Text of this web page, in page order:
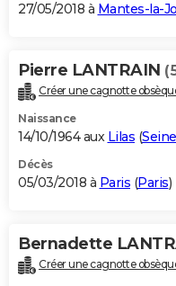
27/05/2018 à Mantes-la-
Pierre LANTRAIN
Créer une cagnotte
Naissance
14/10/1964 aux Lilas (
Décès
05/03/2018 à Paris (Paris)
Bernadette
Créer une cagnotte